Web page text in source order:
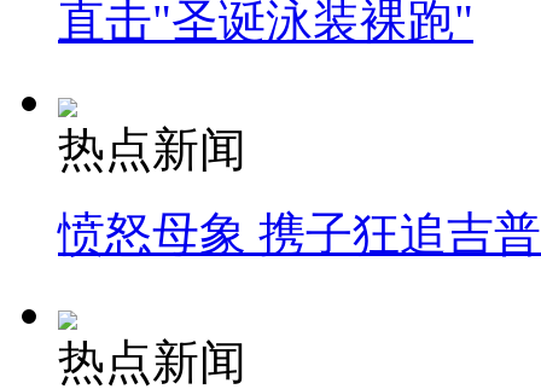
直击"圣诞泳装裸跑"
热点新闻
愤怒母象 携子狂追吉
热点新闻